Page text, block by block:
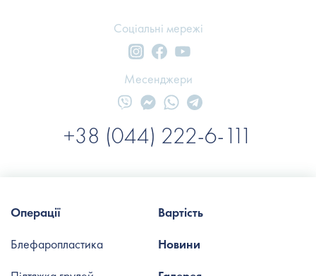
Соціальні мережі
+38 (044) 222-6-111
Месенджери
Вартість
Новини
Операції
Блефаропластика